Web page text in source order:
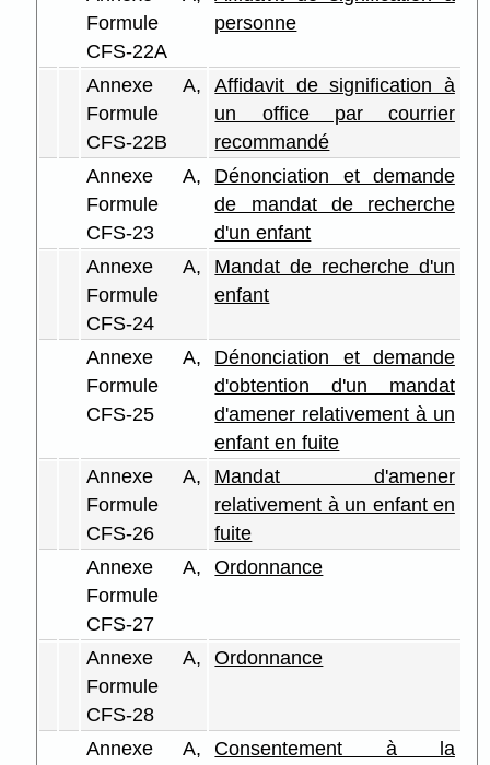
Formule
CFS-22A
personne
Annexe A,
Formule
CFS-22B
Affidavit de signification à
un office par courrier
recommandé
Annexe A,
Formule
CFS-23
Dénonciation et demande
de mandat de recherche
d'un enfant
Annexe A,
Formule
CFS-24
Mandat de recherche d'un
enfant
Annexe A,
Formule
CFS-25
Dénonciation et demande
d'obtention d'un mandat
d'amener relativement à un
enfant en fuite
Annexe A,
Formule
CFS-26
Mandat d'amener
relativement à un enfant en
fuite
Annexe A,
Formule
CFS-27
Ordonnance
Annexe A,
Formule
CFS-28
Ordonnance
Annexe A,
Consentement à la